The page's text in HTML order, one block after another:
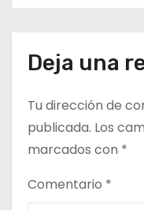
a
s
Deja una
Tu dirección de
publicada. Los
marcados con *
Comentario *